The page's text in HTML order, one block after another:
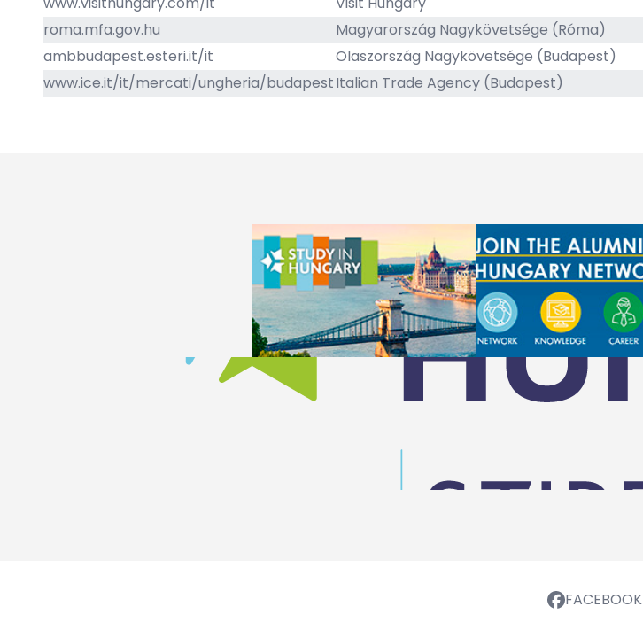
roma.mfa.gov.hu
Magyarország Nagykövetsége (Róma)
ambbudapest.esteri.it/it
Olaszország Nagykövetsége (Budapest)
www.ice.it/it/mercati/ungheria/budapestItalian Trade Agency (Budapest)
FACEBOOK